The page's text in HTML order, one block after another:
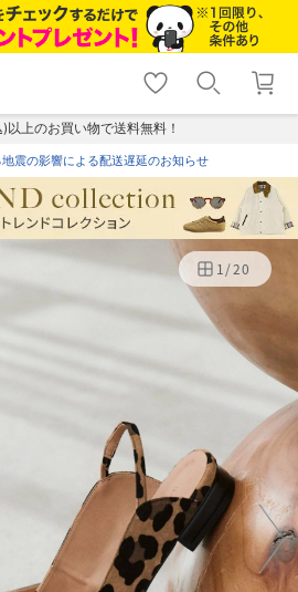
shopping_cart lock_outline
ログイン
以上のお買い物で送料無料！
震の影響による配送遅延のお知らせ
1/20